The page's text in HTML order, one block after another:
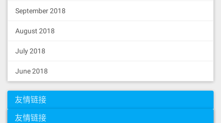
September 2018
August 2018
July 2018
June 2018
友情链接
友情链接